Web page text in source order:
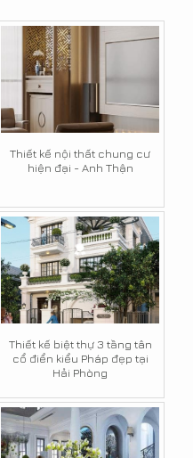
Thiết kế nội thất chung cư
hiện đại - Anh Thận
Thiết kế biệt thự 3 tầng tân
cổ điển kiểu Pháp đẹp tại
Hải Phòng